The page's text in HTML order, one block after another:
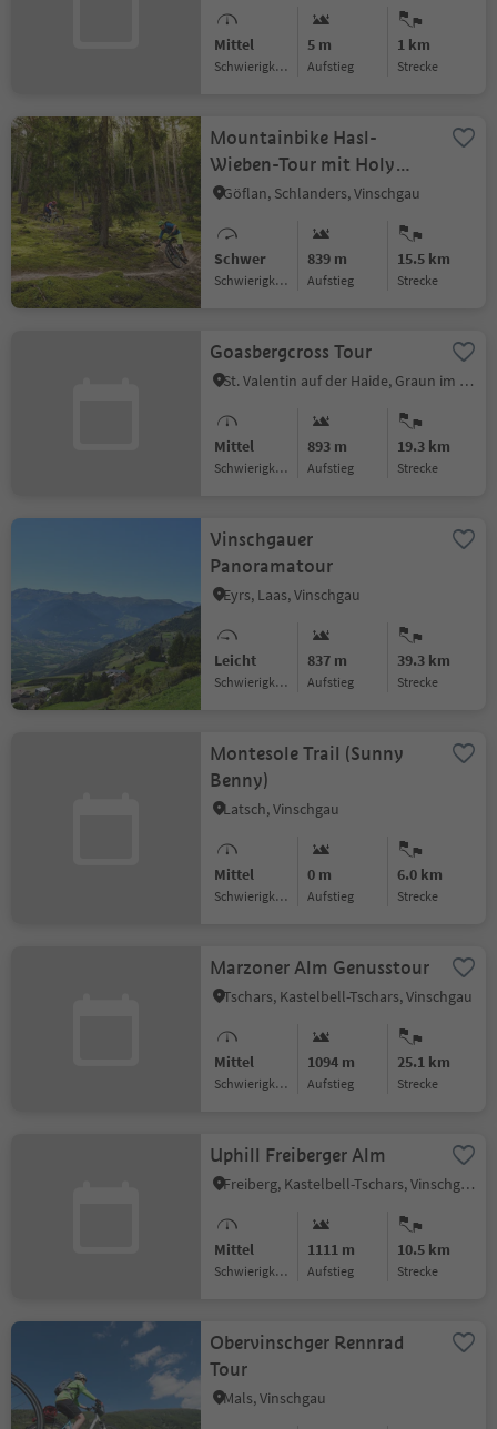
Mittel
Schwierigkeitsgrad
5 m
Aufstieg
1 km
Strecke
Mountainbike Hasl-
Wieben-Tour mit Holy
Hansen Trail
Göflan, Schlanders, Vinschgau
Schwer
Schwierigkeitsgrad
839 m
Aufstieg
15.5 km
Strecke
Goasbergcross Tour
St. Valentin auf der Haide, Graun im Vinschgau, Vinschgau
Mittel
Schwierigkeitsgrad
893 m
Aufstieg
19.3 km
Strecke
Vinschgauer
Panoramatour
Eyrs, Laas, Vinschgau
Leicht
Schwierigkeitsgrad
837 m
Aufstieg
39.3 km
Strecke
Montesole Trail (Sunny
Benny)
Latsch, Vinschgau
Mittel
Schwierigkeitsgrad
0 m
Aufstieg
6.0 km
Strecke
Marzoner Alm Genusstour
Tschars, Kastelbell-Tschars, Vinschgau
Mittel
Schwierigkeitsgrad
1094 m
Aufstieg
25.1 km
Strecke
Uphill Freiberger Alm
Freiberg, Kastelbell-Tschars, Vinschgau
Mittel
Schwierigkeitsgrad
1111 m
Aufstieg
10.5 km
Strecke
Obervinschger Rennrad
Tour
Mals, Vinschgau